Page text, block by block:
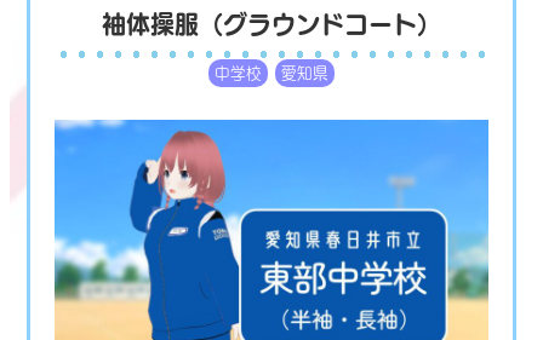
袖体操服（グラウンドコート）
中学校 愛知県